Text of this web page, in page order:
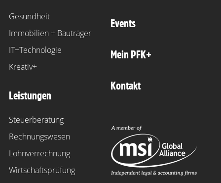
Gesundheit
Immobilien + Bauträger
IT+Technologie
Kreativ+
Leistungen
Steuerberatung
Rechnungswesen
Lohnverrechnung
Wirtschaftsprüfung
Events
Mein PFK+
Kontakt